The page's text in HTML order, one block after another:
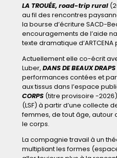
LA TROUÉE, road-trip rural
au fil des rencontres
la bourse d’écriture SACD-
encouragements de l’aide
texte dramatique
Actuellement elle co-écrit
Luber, DANS DE BEAUX DRAPS
performances contées et
aux tissus dans l’espace
CORPS (titre provisoire -
(LSF) à partir d’une collecte
femmes, de tout âge, autour
le corps.
La compagnie travail à un
multipliant les formes